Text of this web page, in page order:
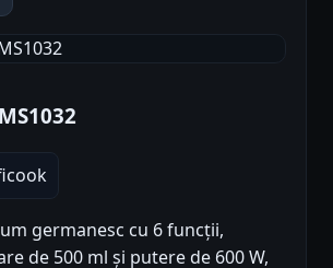
germanesc cu 6 funcții,
de 500 ml și putere de 600 W,